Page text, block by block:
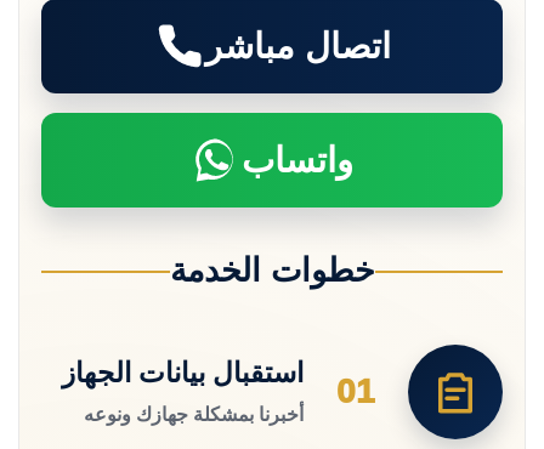
اتصال مباشر
واتساب
خطوات الخدمة
01
استقبال بيانات الجهاز
أخبرنا بمشكلة جهازك ونوعه